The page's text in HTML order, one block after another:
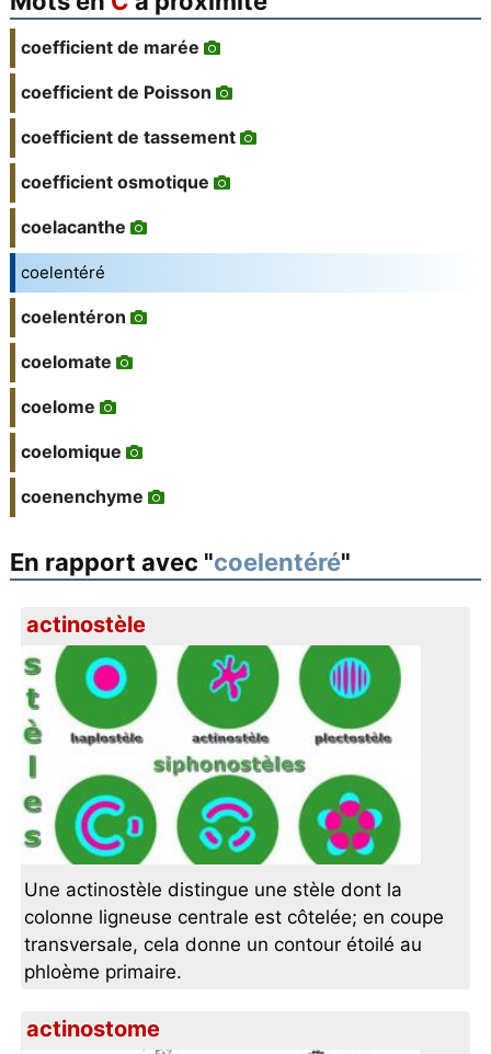
coefficient de marée
coefficient de Poisson
coefficient de tassement
coefficient osmotique
coelacanthe
coelentéré
coelentéron
coelomate
coelome
coelomique
coenenchyme
En rapport avec "coelentéré"
actinostèle
Une actinostèle distingue une stèle dont la
colonne ligneuse centrale est côtelée; en coupe
transversale, cela donne un contour étoilé au
phloème primaire.
actinostome